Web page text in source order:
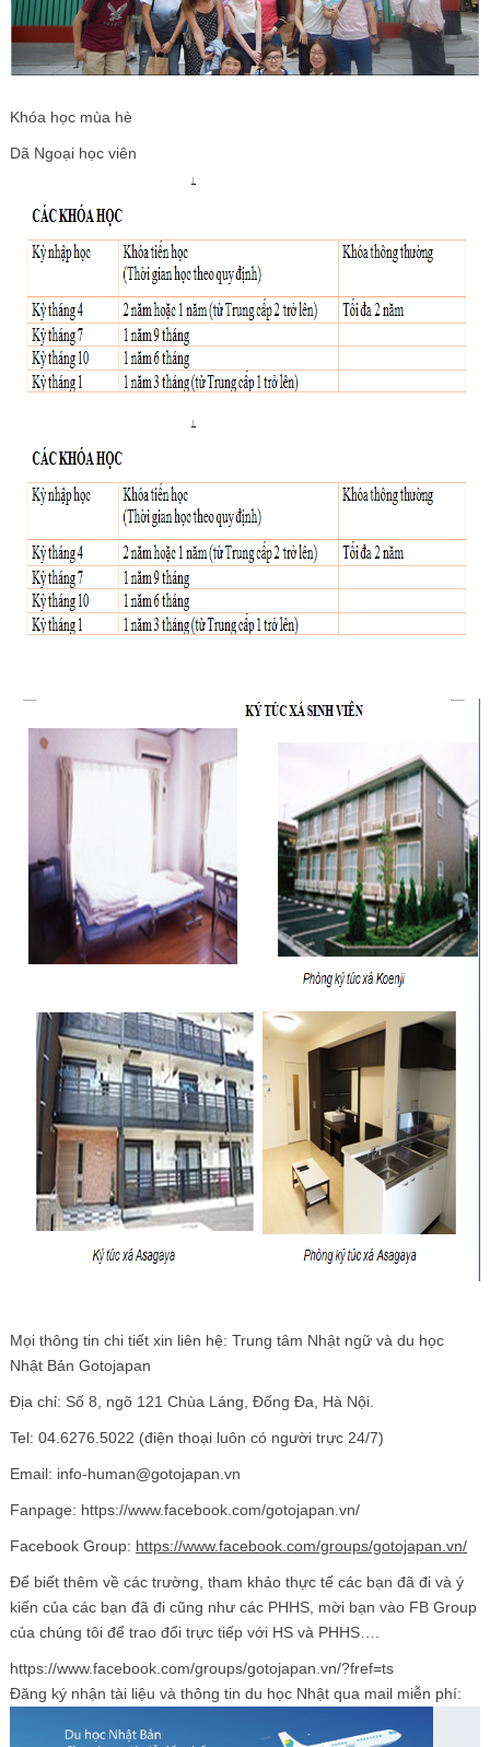
Khóa học mùa hè
Dã Ngoại học viên
Mọi thông tin chi tiết xin liên hệ: Trung tâm Nhật ngữ và du học
Nhật Bản Gotojapan
Địa chỉ: Số 8, ngõ 121 Chùa Láng, Đống Đa, Hà Nội.
Tel: 04.6276.5022 (điện thoại luôn có người trực 24/7)
Email: info-human@gotojapan.vn
Fanpage: https://www.facebook.com/gotojapan.vn/
Facebook Group: https://www.facebook.com/groups/gotojapan.vn/
Để biết thêm về các trường, tham khảo thực tế các bạn đã đi và ý
kiến của các bạn đã đi cũng như các PHHS, mời bạn vào FB Group
của chúng tôi để trao đổi trực tiếp với HS và PHHS….
https://www.facebook.com/groups/gotojapan.vn/?fref=ts
Đăng ký nhận tài liệu và thông tin du học Nhật qua mail miễn phí: